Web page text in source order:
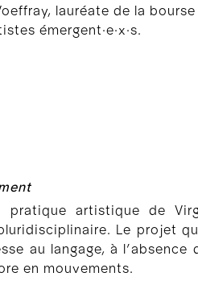
lauréate de la
émergent∙e∙x∙s.
pratique artistique de
Le projet
au langage, à l’absence
en mouvements.